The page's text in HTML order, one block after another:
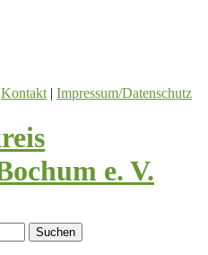
Kontakt| Impressum/Datenschutz